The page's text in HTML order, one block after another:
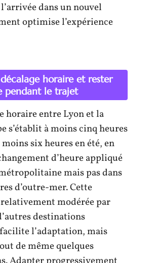
dans un nouvel
optimise l’expérience
horaire et rester
pendant le trajet
horaire entre Lyon et la
s’établit à moins cinq heures
six heures en été, en
d’heure appliqué
mais pas dans
d’outre-mer. Cette
modérée par
destinations
l’adaptation, mais
de même quelques